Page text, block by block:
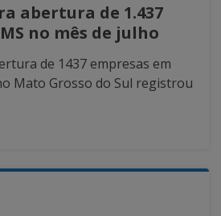
abertura de 1.437
no mês de julho
de 1437 empresas em
Mato Grosso do Sul registrou